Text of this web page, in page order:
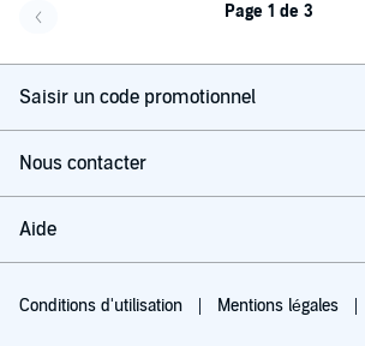
Page 1 de 3
Saisir un code promotionnel
Nous contacter
Aide
Conditions d'utilisation Mentions légales